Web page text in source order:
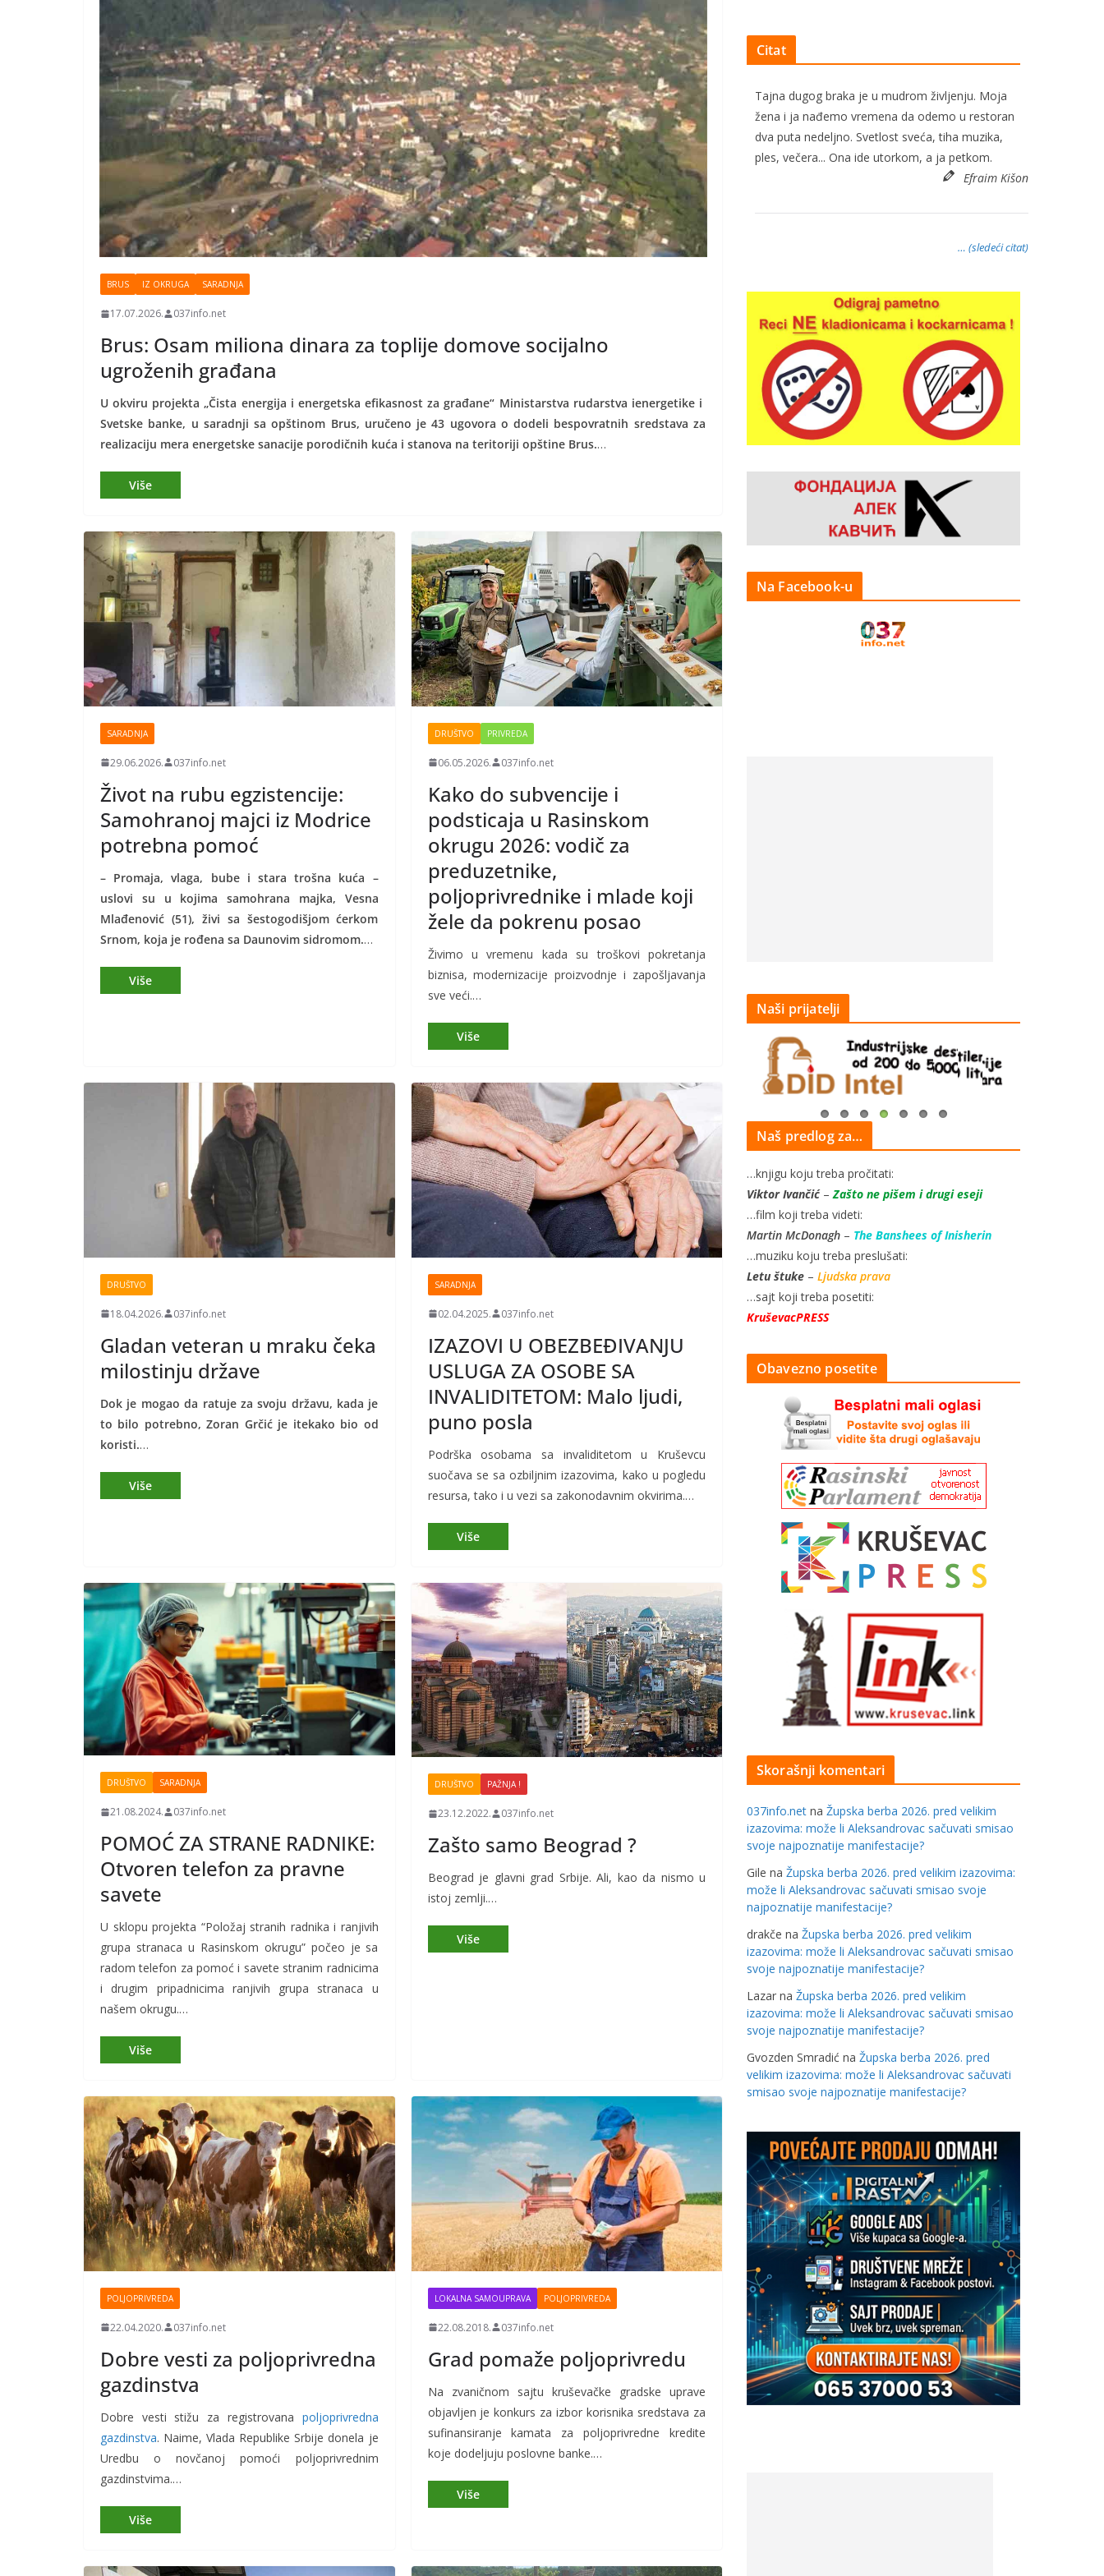
BRUS IZ OKRUGA SARADNJA
17.07.2026. 037info.net
Brus: Osam miliona dinara za toplije domove socijalno
ugroženih građana
U okviru projekta „Čista energija i energetska efikasnost za građane“ Ministarstva rudarstva ienergetike i
Svetske banke, u saradnji sa opštinom Brus, uručeno je 43 ugovora o dodeli bespovratnih sredstava za
realizaciju mera energetske sanacije porodičnih kuća i stanova na teritoriji opštine Brus.…
SARADNJA
29.06.2026. 037info.net
Život na rubu egzistencije:
Samohranoj majci iz Modrice
potrebna pomoć
– Promaja, vlaga, bube i stara trošna kuća –
uslovi su u kojima samohrana majka, Vesna
Mlađenović (51), živi sa šestogodišjom ćerkom
Srnom, koja je rođena sa Daunovim sidromom.…
DRUŠTVO PRIVREDA
06.05.2026. 037info.net
Kako do subvencije i
podsticaja u Rasinskom
okrugu 2026: vodič za
preduzetnike,
poljoprivrednike i mlade koji
žele da pokrenu posao
Živimo u vremenu kada su troškovi pokretanja
biznisa, modernizacije proizvodnje i zapošljavanja
sve veći.…
DRUŠTVO
18.04.2026. 037info.net
Gladan veteran u mraku čeka
milostinju države
Dok je mogao da ratuje za svoju državu, kada je
to bilo potrebno, Zoran Grčić je itekako bio od
koristi.…
SARADNJA
02.04.2025. 037info.net
IZAZOVI U OBEZBEĐIVANJU
USLUGA ZA OSOBE SA
INVALIDITETOM: Malo ljudi,
puno posla
Podrška osobama sa invaliditetom u Kruševcu
suočava se sa ozbiljnim izazovima, kako u pogledu
resursa, tako i u vezi sa zakonodavnim okvirima.…
DRUŠTVO SARADNJA
21.08.2024. 037info.net
POMOĆ ZA STRANE RADNIKE:
Otvoren telefon za pravne
savete
U sklopu projekta “Položaj stranih radnika i ranjivih
grupa stranaca u Rasinskom okrugu” počeo je sa
radom telefon za pomoć i savete stranim radnicima
i drugim pripadnicima ranjivih grupa stranaca u
našem okrugu.…
DRUŠTVO PAŽNJA !
23.12.2022. 037info.net
Zašto samo Beograd ?
Beograd je glavni grad Srbije. Ali, kao da nismo u
istoj zemlji.…
POLJOPRIVREDA
22.04.2020. 037info.net
Dobre vesti za poljoprivredna
gazdinstva
Dobre vesti stižu za registrovana poljoprivredna
gazdinstva. Naime, Vlada Republike Srbije donela je
Uredbu o novčanoj pomoći poljoprivrednim
gazdinstvima.…
LOKALNA SAMOUPRAVA POLJOPRIVREDA
22.08.2018. 037info.net
Grad pomaže poljoprivredu
Na zvaničnom sajtu kruševačke gradske uprave
objavljen je konkurs za izbor korisnika sredstava za
sufinansiranje kamata za poljoprivredne kredite
koje dodeljuju poslovne banke.…
Citat
Tajna dugog braka je u mudrom življenju. Moja
žena i ja nađemo vremena da odemo u restoran
dva puta nedeljno. Svetlost sveća, tiha muzika,
ples, večera... Ona ide utorkom, a ja petkom.
Efraim Kišon
… (sledeći citat)
Na Facebook-u
Naši prijatelji
Naš predlog za…
…knjigu koju treba pročitati:
Viktor Ivančić– Zašto ne pišem i drugi eseji
…film koji treba videti:
Martin McDonagh – The Banshees of Inisherin
…muziku koju treba preslušati:
Letu štuke – Ljudska prava
…sajt koji treba posetiti:
KruševacPRESS
Obavezno posetite
Skorašnji komentari
037info.net na Župska berba 2026. pred velikim
izazovima: može li Aleksandrovac sačuvati smisao
svoje najpoznatije manifestacije?
Gile na Župska berba 2026. pred velikim izazovima:
može li Aleksandrovac sačuvati smisao svoje
najpoznatije manifestacije?
drakče na Župska berba 2026. pred velikim
izazovima: može li Aleksandrovac sačuvati smisao
svoje najpoznatije manifestacije?
Lazar na Župska berba 2026. pred velikim
izazovima: može li Aleksandrovac sačuvati smisao
svoje najpoznatije manifestacije?
Gvozden Smradić na Župska berba 2026. pred
velikim izazovima: može li Aleksandrovac sačuvati
smisao svoje najpoznatije manifestacije?